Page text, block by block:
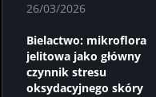
26/03/2026
Bielactwo: mikroflora
jelitowa jako główny
czynnik stresu
oksydacyjnego skóry